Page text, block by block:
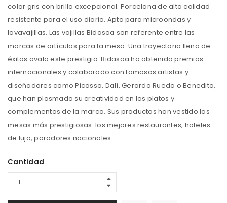
color gris con brillo excepcional. Porcelana de alta calidad
resistente para el uso diario. Apta para microondas y
lavavajillas. Las vajillas Bidasoa son referente entre las
marcas de artículos para la mesa. Una trayectoria llena de
éxitos avala este prestigio. Bidasoa ha obtenido premios
internacionales y colaborado con famosos artistas y
diseñadores como Picasso, Dalí, Gerardo Rueda o Benedito,
que han plasmado su creatividad en los platos y
complementos de la marca. Sus productos han vestido las
mesas más prestigiosas: los mejores restaurantes, hoteles
de lujo, paradores nacionales.
Cantidad